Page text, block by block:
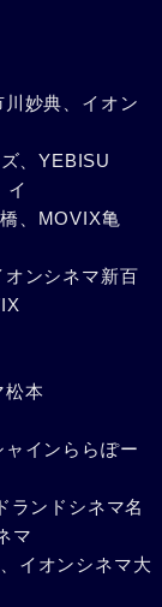
妙典、イオン
、YEBISU
イ
、MOVIX亀
ンシネマ新百
松本
インららぽー
ランドシネマ名
マ
イオンシネマ大